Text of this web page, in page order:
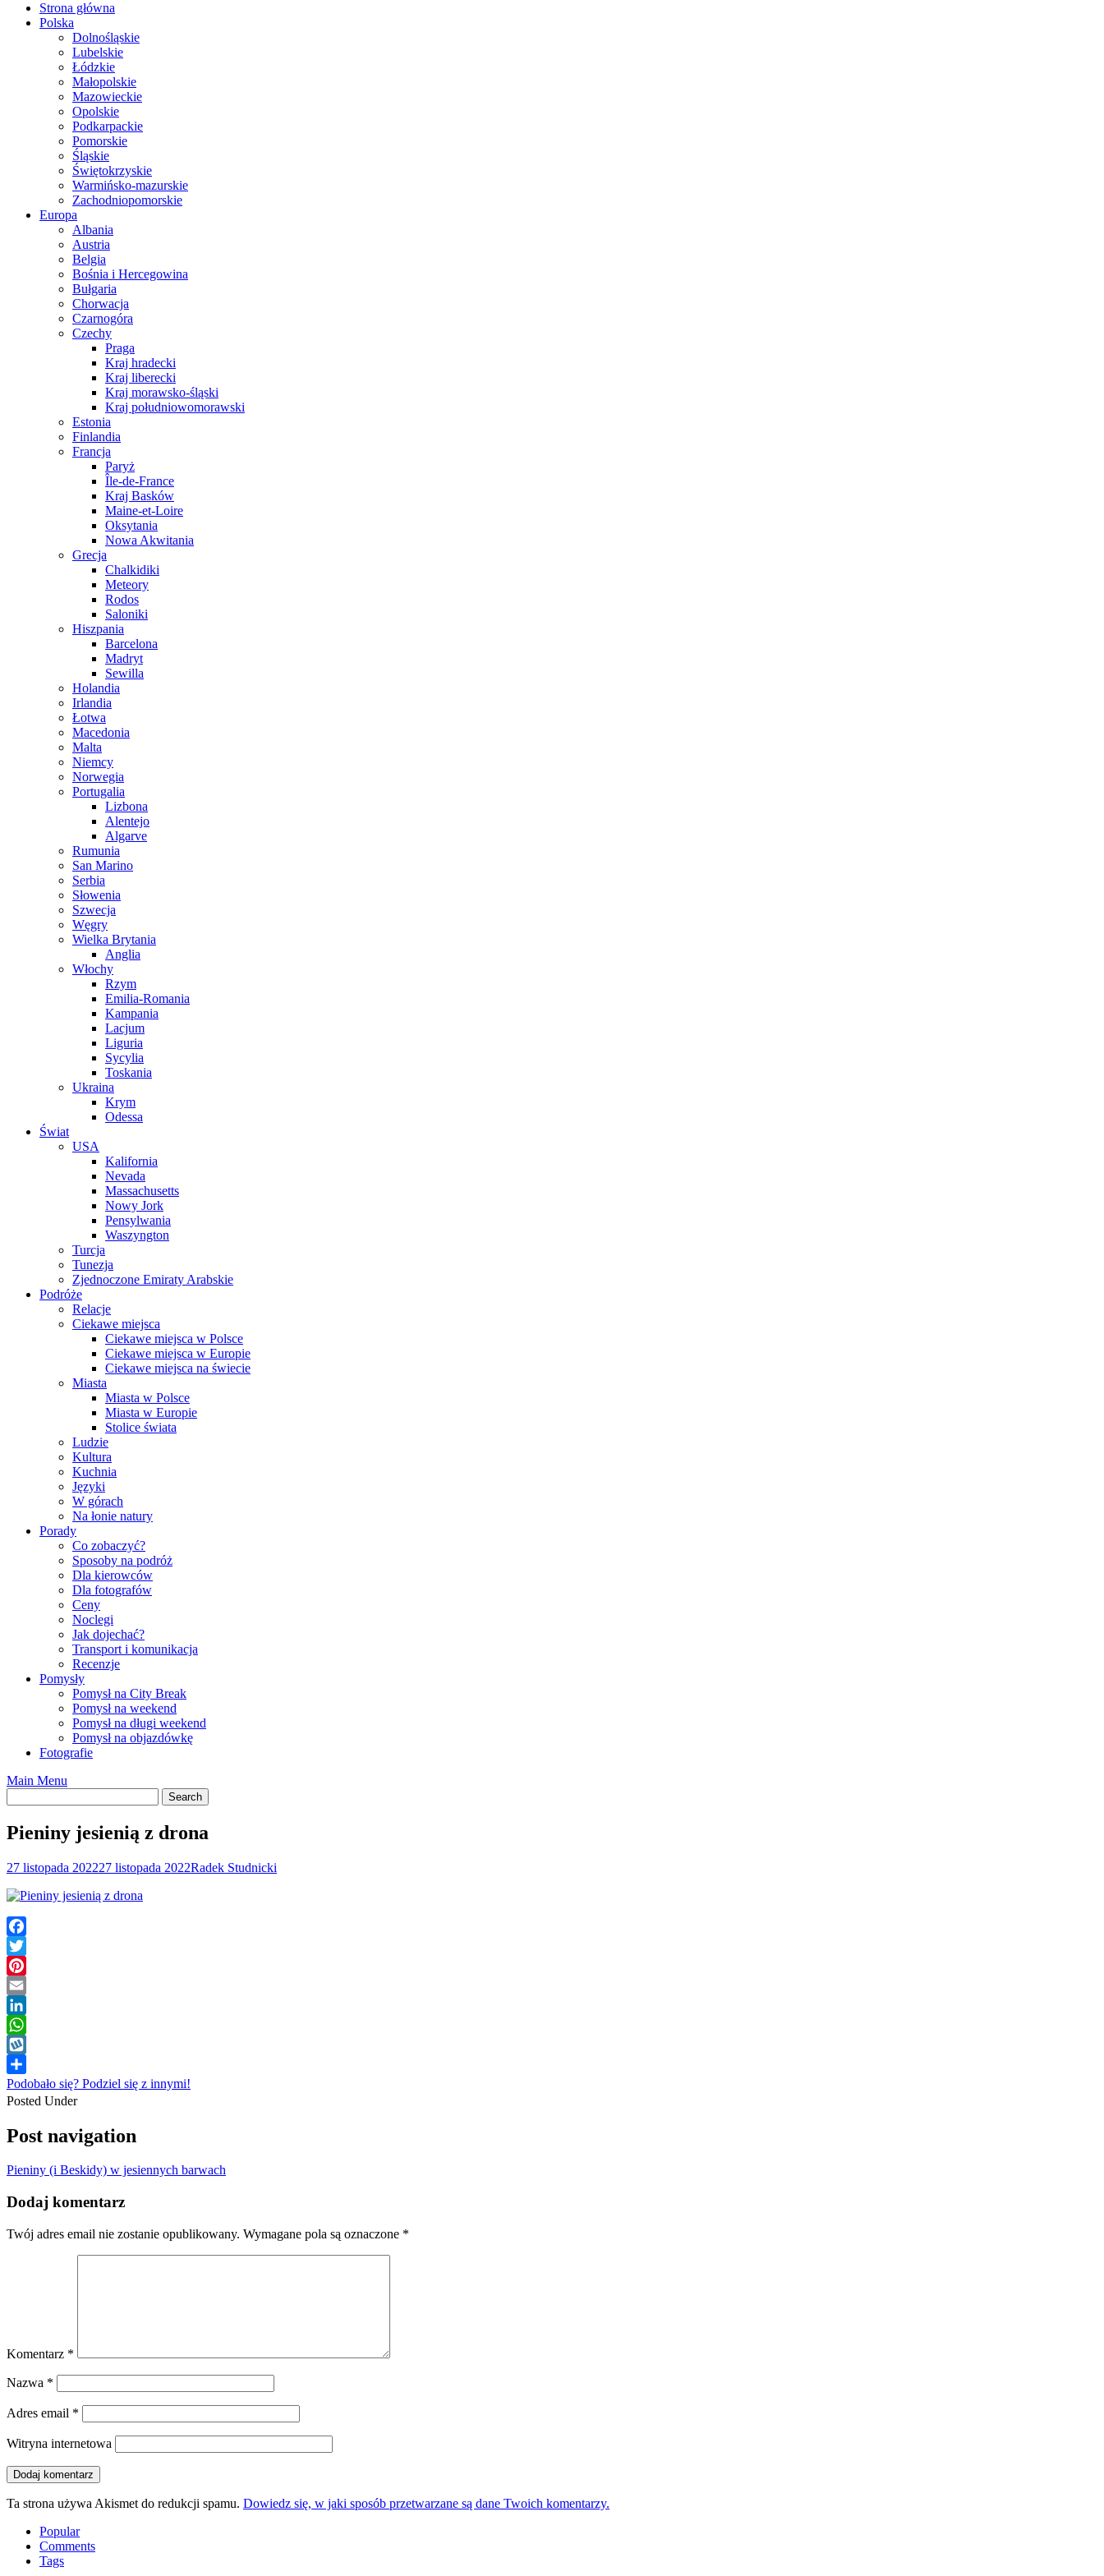
Strona główna
Polska
Dolnośląskie
Lubelskie
Łódzkie
Małopolskie
Mazowieckie
Opolskie
Podkarpackie
Pomorskie
Śląskie
Świętokrzyskie
Warmińsko-mazurskie
Zachodniopomorskie
Europa
Albania
Austria
Belgia
Bośnia i Hercegowina
Bułgaria
Chorwacja
Czarnogóra
Czechy
Praga
Kraj hradecki
Kraj liberecki
Kraj morawsko-śląski
Kraj południowomorawski
Estonia
Finlandia
Francja
Paryż
Île-de-France
Kraj Basków
Maine-et-Loire
Oksytania
Nowa Akwitania
Grecja
Chalkidiki
Meteory
Rodos
Saloniki
Hiszpania
Barcelona
Madryt
Sewilla
Holandia
Irlandia
Łotwa
Macedonia
Malta
Niemcy
Norwegia
Portugalia
Lizbona
Alentejo
Algarve
Rumunia
San Marino
Serbia
Słowenia
Szwecja
Węgry
Wielka Brytania
Anglia
Włochy
Rzym
Emilia-Romania
Kampania
Lacjum
Liguria
Sycylia
Toskania
Ukraina
Krym
Odessa
Świat
USA
Kalifornia
Nevada
Massachusetts
Nowy Jork
Pensylwania
Waszyngton
Turcja
Tunezja
Zjednoczone Emiraty Arabskie
Podróże
Relacje
Ciekawe miejsca
Ciekawe miejsca w Polsce
Ciekawe miejsca w Europie
Ciekawe miejsca na świecie
Miasta
Miasta w Polsce
Miasta w Europie
Stolice świata
Ludzie
Kultura
Kuchnia
Języki
W górach
Na łonie natury
Porady
Co zobaczyć?
Sposoby na podróż
Dla kierowców
Dla fotografów
Ceny
Noclegi
Jak dojechać?
Transport i komunikacja
Recenzje
Pomysły
Pomysł na City Break
Pomysł na weekend
Pomysł na długi weekend
Pomysł na objazdówkę
Fotografie
Main Menu
Pieniny jesienią z drona
27 listopada 202227 listopada 2022Radek Studnicki
Facebook
Twitter
Pinterest
Email
LinkedIn
WhatsApp
Wykop
Podobało się? Podziel się z innymi!
Posted Under
Post navigation
Pieniny (i Beskidy) w jesiennych barwach
Dodaj komentarz
Twój adres email nie zostanie opublikowany. Wymagane pola są oznaczone *
Komentarz *
Nazwa *
Adres email *
Witryna internetowa
Ta strona używa Akismet do redukcji spamu. Dowiedz się, w jaki sposób przetwarzane są dane Twoich komentarzy.
Popular
Comments
Tags